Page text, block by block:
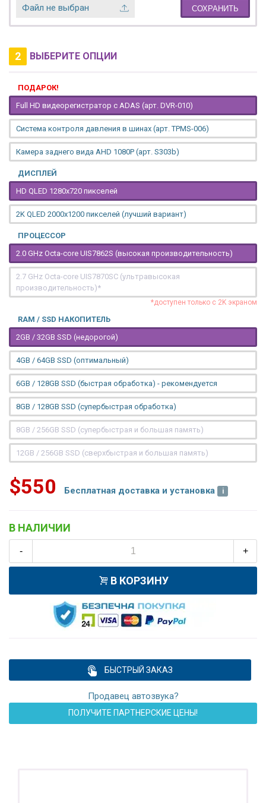
Файл не выбран СОХРАНИТЬ
2 ВЫБЕРИТЕ ОПЦИИ
ПОДАРОК!
Full HD видеорегистратор с ADAS (арт. DVR-010)
Система контроля давления в шинах (арт. TPMS-006)
Камера заднего вида AHD 1080P (арт. S303b)
ДИСПЛЕЙ
HD QLED 1280x720 пикселей
2K QLED 2000х1200 пикселей (лучший вариант)
ПРОЦЕССОР
2.0 GHz Octa-core UIS7862S (высокая производительность)
2.7 GHz Octa-core UIS7870SC (ультравысокая
производительность)*
*доступен только с 2K экраном
RAM / SSD НАКОПИТЕЛЬ
2GB / 32GB SSD (недорогой)
4GB / 64GB SSD (оптимальный)
6GB / 128GB SSD (быстрая обработка) - рекомендуется
8GB / 128GB SSD (супербыстрая обработка)
8GB / 256GB SSD (супербыстрая и большая память)
12GB / 256GB SSD (сверхбыстрая и большая память)
$550 Бесплатная доставка и установка
В НАЛИЧИИ
- +
В КОРЗИНУ
БЫСТРЫЙ ЗАКАЗ
Продавец автозвука?
ПОЛУЧИТЕ ПАРТНЕРСКИЕ ЦЕНЫ!